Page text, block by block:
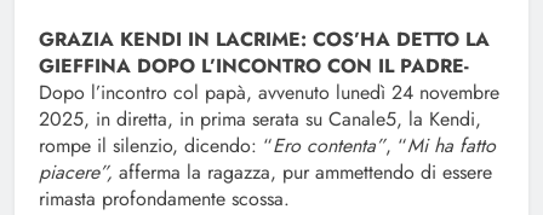
GRAZIA KENDI IN LACRIME: COS’HA DETTO LA
GIEFFINA DOPO L’INCONTRO CON IL PADRE-
Dopo l’incontro col papà, avvenuto lunedì 24 novembre
2025, in diretta, in prima serata su Canale5, la Kendi,
rompe il silenzio, dicendo: “Ero contenta”, “Mi ha fatto
piacere”, afferma la ragazza, pur ammettendo di essere
rimasta profondamente scossa.